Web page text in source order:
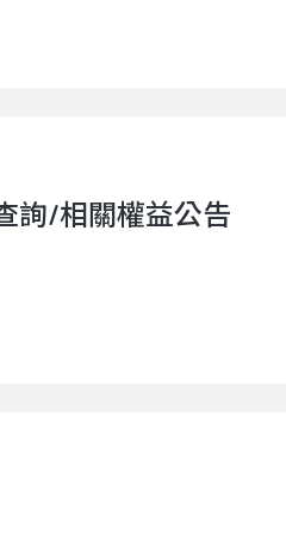
詢/相關權益公告